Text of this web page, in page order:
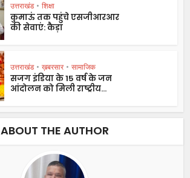
उत्तराखंड • शिक्षा
कुमाऊं तक पहुंचे एसजीआरआर
की सेवाएं: कैड़ा
उत्तराखंड • ख़बरसार • सामाजिक
सजग इंडिया के 15 वर्ष के जन
आंदोलन को मिली राष्ट्रीय...
ABOUT THE AUTHOR